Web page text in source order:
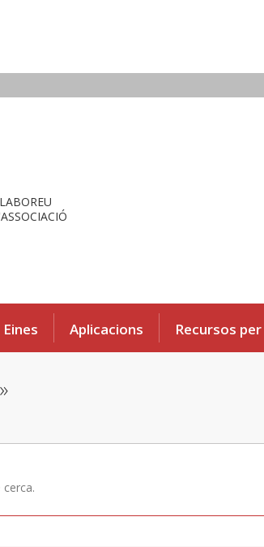
Eines Aplicacions Recursos